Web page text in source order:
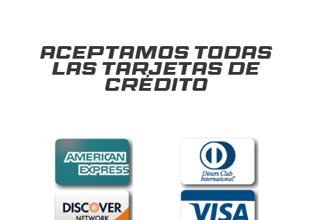
Aceptamos todas
las tarjetas de
crédito